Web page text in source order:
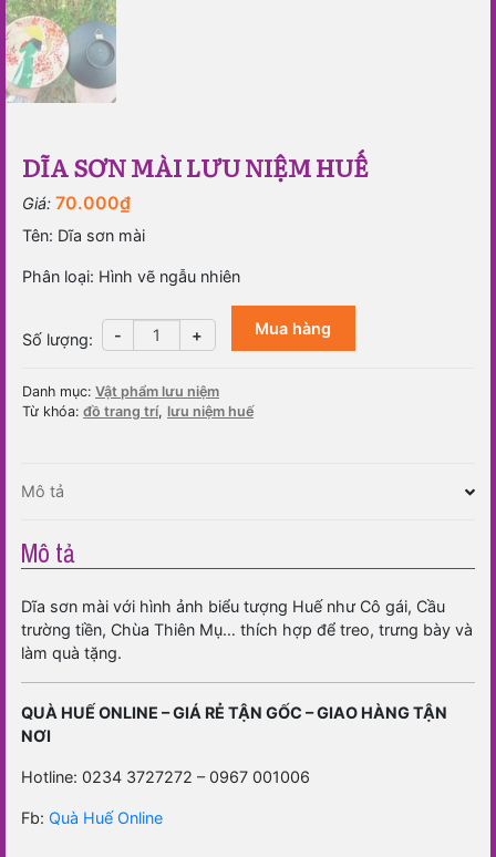
DĨA SƠN MÀI LƯU NIỆM HUẾ
Giá: 70.000₫
Tên: Dĩa sơn mài
Phân loại: Hình vẽ ngẫu nhiên
Số lượng: -
Dĩa
sơn
lưu
niệm
+ Mua hàng
Danh mục: Vật phẩm lưu niệm
Từ khóa: đồ trang trí, lưu niệm huế
Mô tả
Mô tả
Dĩa sơn mài với hình ảnh biểu tượng Huế như Cô gái, Cầu
trường tiền, Chùa Thiên Mụ… thích hợp để treo, trưng bày và
làm quà tặng.
QUÀ HUẾ ONLINE – GIÁ RẺ TẬN GỐC – GIAO HÀNG TẬN
NƠI
Hotline: 0234 3727272 – 0967 001006
Fb:Quà Huế Online